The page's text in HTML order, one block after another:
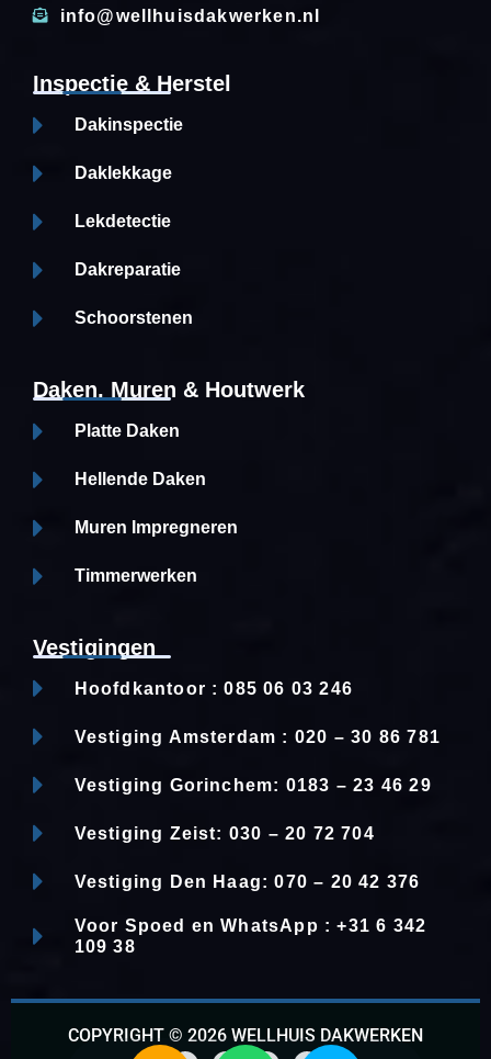
info@wellhuisdakwerken.nl
Inspectie & Herstel
Dakinspectie
Daklekkage
Lekdetectie
Dakreparatie
Schoorstenen
Daken, Muren & Houtwerk
Platte Daken
Hellende Daken
Muren Impregneren
Timmerwerken
Vestigingen
Hoofdkantoor : 085 06 03 246
Vestiging Amsterdam : 020 – 30 86 781
Vestiging Gorinchem: 0183 – 23 46 29
Vestiging Zeist: 030 – 20 72 704
Vestiging Den Haag: 070 – 20 42 376
Voor Spoed en WhatsApp : +31 6 342
109 38
COPYRIGHT © 2026 WELLHUIS DAKWERKEN